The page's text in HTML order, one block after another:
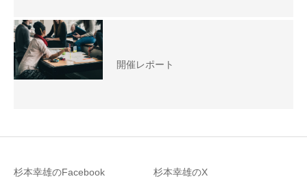
開催レポート
杉本幸雄のFacebook 杉本幸雄のX